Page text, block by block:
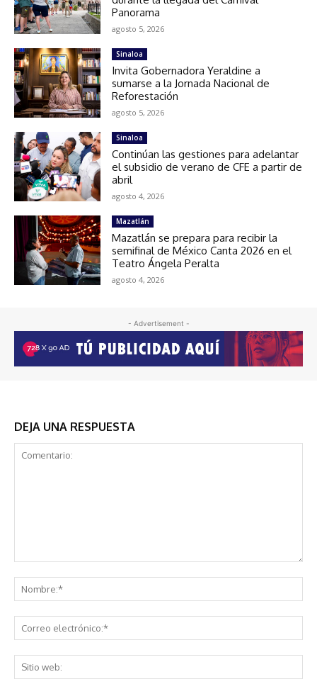
Panorama
agosto 5, 2026
Sinaloa
Invita Gobernadora Yeraldine a
sumarse a la Jornada Nacional de
Reforestación
agosto 5, 2026
Sinaloa
Continúan las gestiones para adelantar
el subsidio de verano de CFE a partir de
abril
agosto 4, 2026
Mazatlán
Mazatlán se prepara para recibir la
semifinal de México Canta 2026 en el
Teatro Ángela Peralta
agosto 4, 2026
- Advertisement -
DEJA UNA RESPUESTA